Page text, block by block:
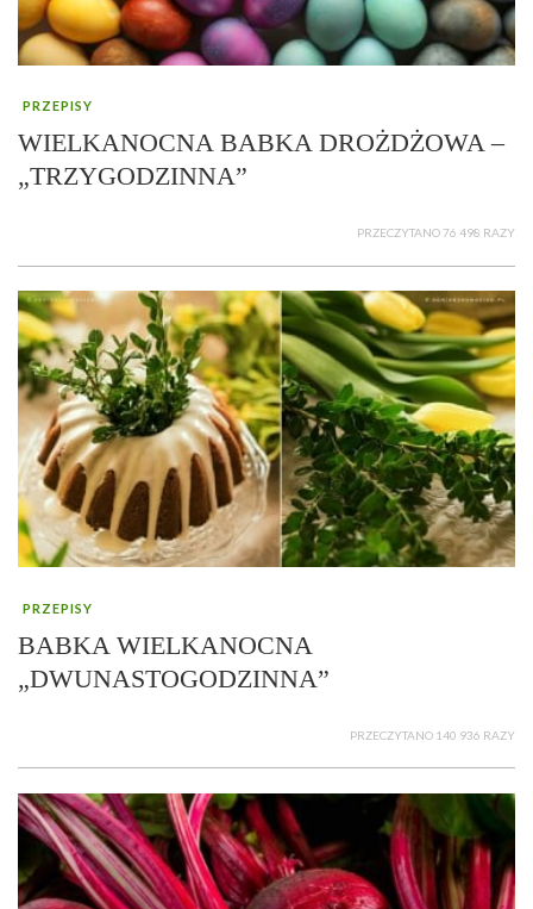
PRZEPISY
WIELKANOCNA BABKA DROŻDŻOWA –
„TRZYGODZINNA”
PRZECZYTANO 76 498 RAZY
PRZEPISY
BABKA WIELKANOCNA
„DWUNASTOGODZINNA”
PRZECZYTANO 140 936 RAZY